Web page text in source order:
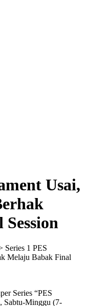
Usai,
Series 1 PES
Melaju Babak Final
Series “PES
Sabtu-Minggu (7-